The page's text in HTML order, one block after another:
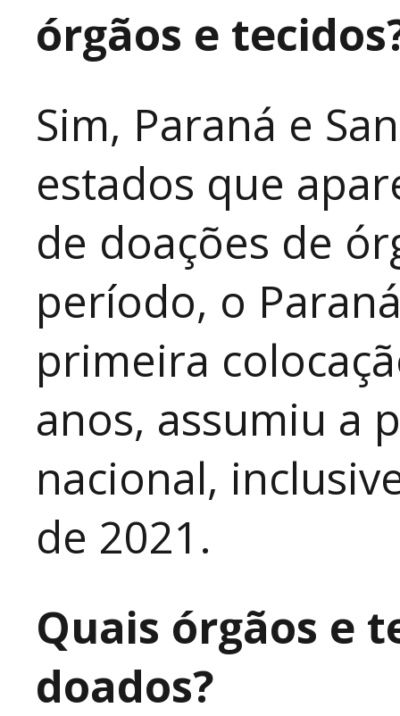
órgãos e
Sim, Paraná e
estados que
de doações de
período, o
primeira
anos, assumiu a
nacional,
de 2021.
Quais órgãos e
doados?